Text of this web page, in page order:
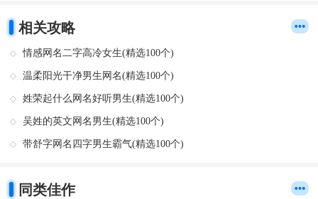
相关攻略
情感网名二字高冷女生(精选100个)
温柔阳光干净男生网名(精选100个)
姓荣起什么网名好听男生(精选100个)
吴姓的英文网名男生(精选100个)
带舒字网名四字男生霸气(精选100个)
同类佳作